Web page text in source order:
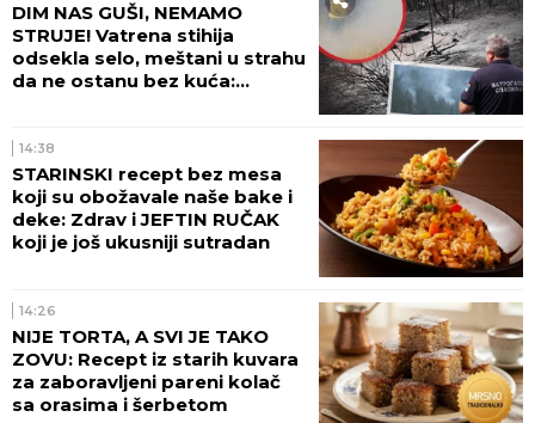
DIM NAS GUŠI, NEMAMO
STRUJE! Vatrena stihija
odsekla selo, meštani u strahu
da ne ostanu bez kuća:
14:38
STARINSKI recept bez mesa
koji su obožavale naše bake i
deke: Zdrav i JEFTIN RUČAK
koji je još ukusniji sutradan
14:26
NIJE TORTA, A SVI JE TAKO
ZOVU: Recept iz starih kuvara
za zaboravljeni pareni kolač
sa orasima i šerbetom